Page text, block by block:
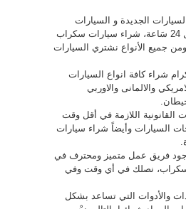
الجديدة و السيارات
المستعملة وذلك خلال 24 سَاعة، شراء سيارات سكراب
جميع الأنواع نشتري السيارات
شراء كافة انواع السيارات
والالمانى والاوربي
القانونية اللازمة في أقل وقت
السيارات وأيضاً شراء سيارات
فريق عمل متميز ومحترف في
نصلك في أي وقت وفي
والأدوات التي تساعد بشكل